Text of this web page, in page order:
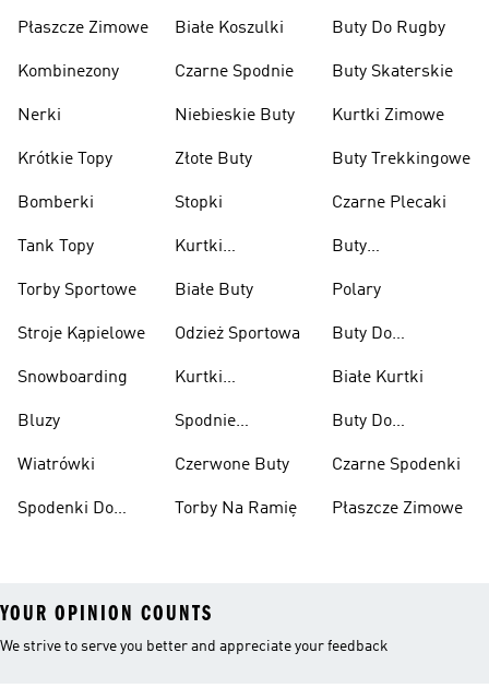
Płaszcze Zimowe
Kombinezony
Nerki
Krótkie Topy
Bomberki
Tank Topy
Torby Sportowe
Stroje Kąpielowe
Snowboarding
Bluzy
Wiatrówki
Spodenki Do
Białe Koszulki
Czarne Spodnie
Niebieskie Buty
Złote Buty
Stopki
Kurtki
Białe Buty
Odzież Sportowa
Kurtki
Spodnie
Czerwone Buty
Torby Na Ramię
Buty Do Rugby
Buty Skaterskie
Kurtki Zimowe
Buty Trekkingowe
Czarne Plecaki
Buty
Polary
Buty Do
Ciężarów
Białe Kurtki
Buty Do
Czarne Spodenki
Płaszcze Zimowe
YOUR OPINION COUNTS
We strive to serve you better and appreciate your feedback